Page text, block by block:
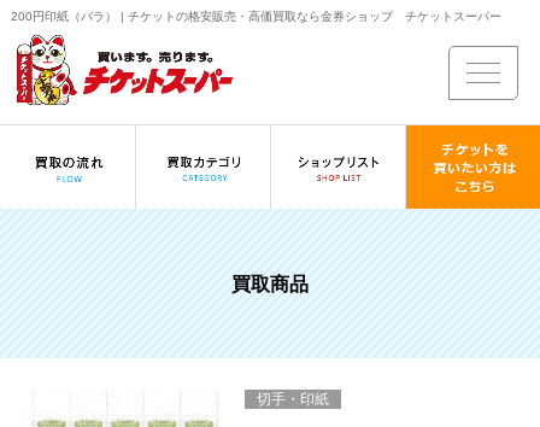
200円印紙（バラ） | チケットの格安販売・高価買取なら金券ショップ チケットスーパー
買取商品
切手・印紙